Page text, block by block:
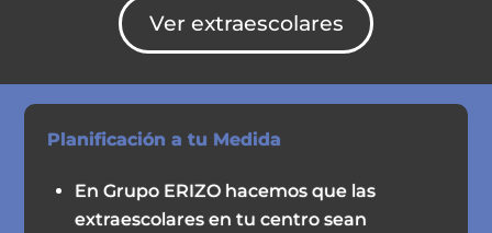
Ver extraescolares
Planificación a tu Medida
En Grupo ERIZO hacemos que las
extraescolares en tu centro sean